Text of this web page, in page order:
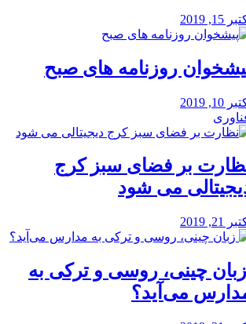
15, 2019
روزنامه های صبح
10, 2019
بر فضای سبز کرج
می شود
21, 2019
️ زبان چینی، روسی و ترکی به
می‌آید؟